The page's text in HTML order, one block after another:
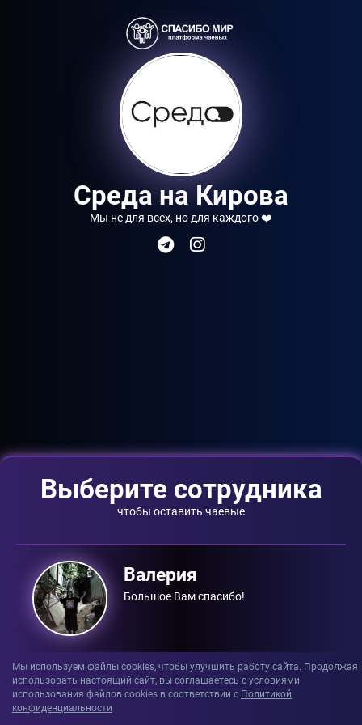
Среда на Кирова
Мы не для всех, но для каждого ❤️
Выберите сотрудника
чтобы оставить чаевые
Валерия
Большое Вам спасибо!
Мы используем файлы cookies, чтобы улучшить работу сайта. Продолжая
использовать настоящий сайт, вы соглашаетесь с условиями
использования файлов сookies в соответствии с Политикой
конфиденциальности